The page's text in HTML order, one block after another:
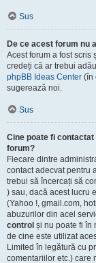
Sus
De ce acest forum nu
Acest forum a fost
credeți că ar trebui
phpBB Ideas Center (în
sugerează noi.
Sus
Cine poate fi
forum?
Fiecare dintre
contact adecvat pentru
trebui să încercați să
) sau, dacă acest lucru
(Yahoo !, gmail.com,
abuzurilor din acel
control și nu poate fi în
de cine este utilizat
Limited în legătură cu
comentariilor etc.) care